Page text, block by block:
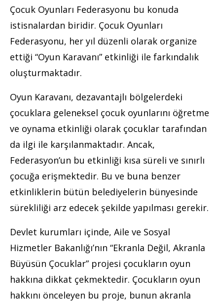
Çocuk Oyunları Federasyonu bu konuda
istisnalardan biridir. Çocuk Oyunları
Federasyonu, her yıl düzenli olarak organize
ettiği “Oyun Karavanı” etkinliği ile farkındalık
oluşturmaktadır.
Oyun Karavanı, dezavantajlı bölgelerdeki
çocuklara geleneksel çocuk oyunlarını öğretme
ve oynama etkinliği olarak çocuklar tarafından
da ilgi ile karşılanmaktadır. Ancak,
Federasyon’un bu etkinliği kısa süreli ve sınırlı
çocuğa erişmektedir. Bu ve buna benzer
etkinliklerin bütün belediyelerin bünyesinde
sürekliliği arz edecek şekilde yapılması gerekir.
Devlet kurumları içinde, Aile ve Sosyal
Hizmetler Bakanlığı’nın “Ekranla Değil, Akranla
Büyüsün Çocuklar” projesi çocukların oyun
hakkına dikkat çekmektedir. Çocukların oyun
hakkını önceleyen bu proje, bunun akranla